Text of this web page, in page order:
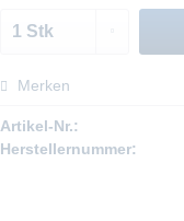
Merken
Artikel-Nr.:
Herstellernummer: